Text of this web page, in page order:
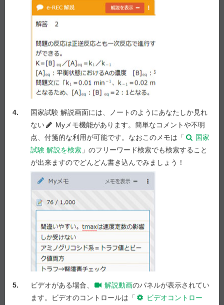
4.
国家試験 解説画面には、ノートのようにあなたしか見れ
ない
Myメモ機能があります。簡単なコメントや不明
点、付箋的な利用が可能です。なおこのメモは「
国家
試験 解説を検索 」のフリーワード検索でも検索すること
が出来ますのでどんどん書き込んでみましょう！
5. ビデオがある場合、 解説動画のパネルが表示されてい
ます。ビデオのコントロールは「
ビデオコントロー
のような症状が起こるようになったと、内科の主治医
に相談があった。主治医は、新しく薬物を追加するこ
この患者に追加する薬物として、適切でないのはどれ
か。１つ選べ。
１ セレギリン
２ ロピニロール
３ イストラデフィリン
５ ゾニサミド
解答を選択
問 286
1
2 3 4 5